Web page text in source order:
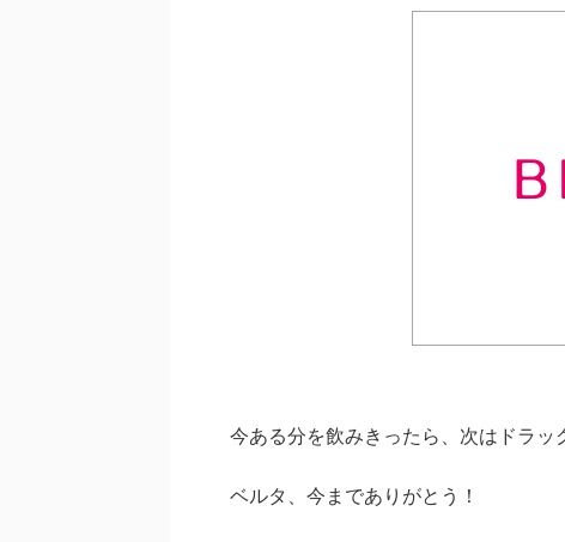
今ある分を飲みきったら、次はドラッ
ベルタ、今までありがとう！